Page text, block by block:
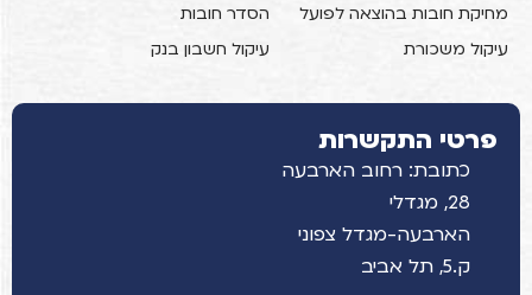
מחיקת חובות בהוצאה לפועל
הסדר חובות
עיקול משכורת
עיקול חשבון בנק
פרטי התקשרות
כתובת: רחוב הארבעה
28, מגדלי
הארבעה-מגדל צפוני
ק.5, תל אביב